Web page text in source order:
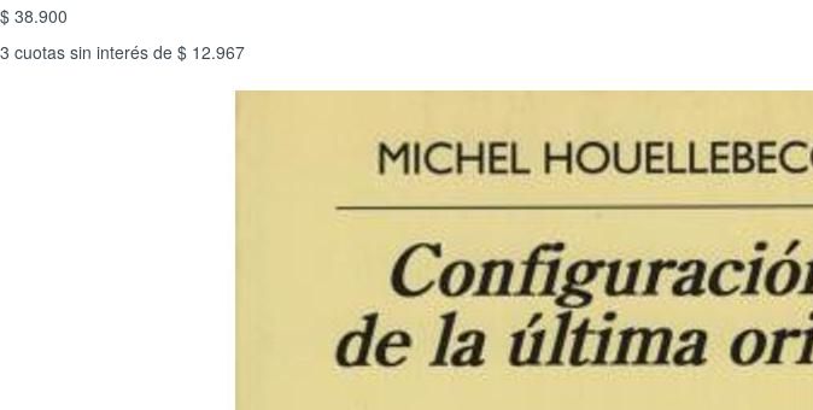
$ 38.900
3 cuotas sin interés de $ 12.967